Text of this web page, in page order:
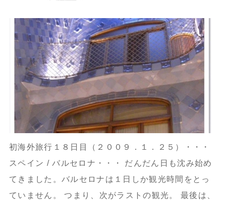
初海外旅行１８日目（２００９．１．２５）・・・
スペイン / バルセロナ・・・ だんだん日も沈み始め
てきました。バルセロナは１日しか観光時間をとっ
ていません。 つまり、次がラストの観光。 最後は、